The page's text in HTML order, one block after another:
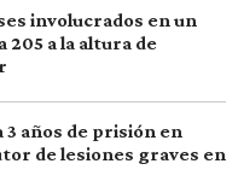
involucrados en un
205 a la altura de
3 años de prisión en
de lesiones graves en